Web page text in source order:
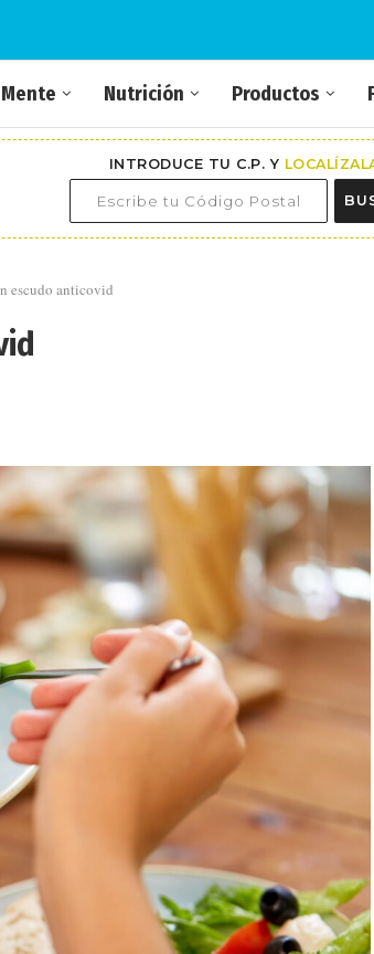
Mente Nutrición Productos
INTRODUCE TU C.P. Y
escudo anticovid